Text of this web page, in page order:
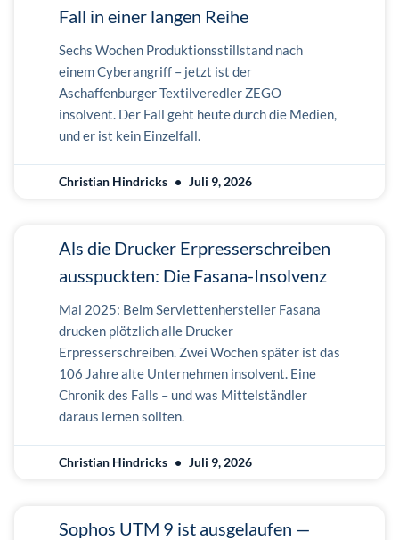
Fall in einer langen Reihe
Sechs Wochen Produktionsstillstand nach
einem Cyberangriff – jetzt ist der
Aschaffenburger Textilveredler ZEGO
insolvent. Der Fall geht heute durch die Medien,
und er ist kein Einzelfall.
Christian Hindricks Juli 9, 2026
Als die Drucker Erpresserschreiben
ausspuckten: Die Fasana-Insolvenz
Mai 2025: Beim Serviettenhersteller Fasana
drucken plötzlich alle Drucker
Erpresserschreiben. Zwei Wochen später ist das
106 Jahre alte Unternehmen insolvent. Eine
Chronik des Falls – und was Mittelständler
daraus lernen sollten.
Christian Hindricks Juli 9, 2026
Sophos UTM 9 ist ausgelaufen —